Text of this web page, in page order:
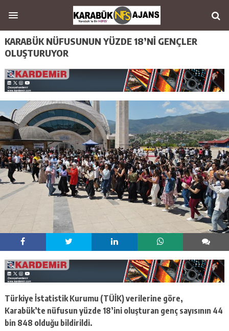
KARABÜK NÜFUSUNUN YÜZDE 18’Nİ GENÇLER
OLUŞTURUYOR
Türkiye İstatistik Kurumu (TÜİK) verilerine göre,
Karabük’te nüfusun yüzde 18’ini oluşturan genç sayısının 44
bin 848 olduğu bildirildi.